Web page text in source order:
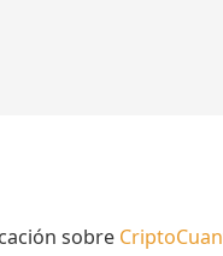
sobre